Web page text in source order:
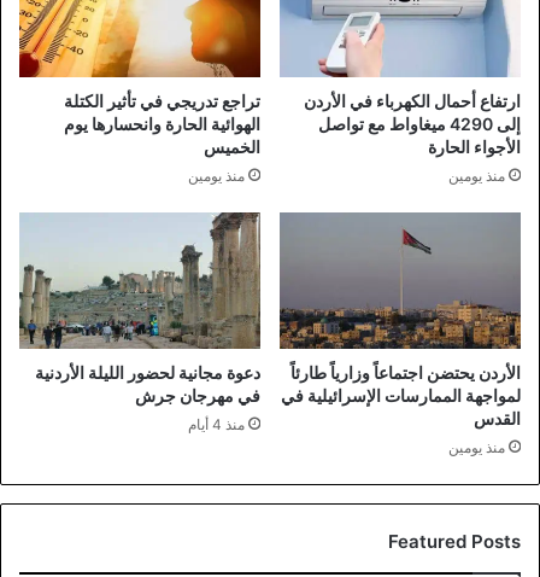
ارتفاع أحمال الكهرباء في الأردن
إلى 4290 ميغاواط مع تواصل
الأجواء الحارة
منذ يومين
تراجع تدريجي في تأثير الكتلة
الهوائية الحارة وانحسارها يوم
الخميس
منذ يومين
الأردن يحتضن اجتماعاً وزارياً طارئاً
لمواجهة الممارسات الإسرائيلية في
القدس
منذ يومين
دعوة مجانية لحضور الليلة الأردنية
في مهرجان جرش
منذ 4 أيام
Featured Posts